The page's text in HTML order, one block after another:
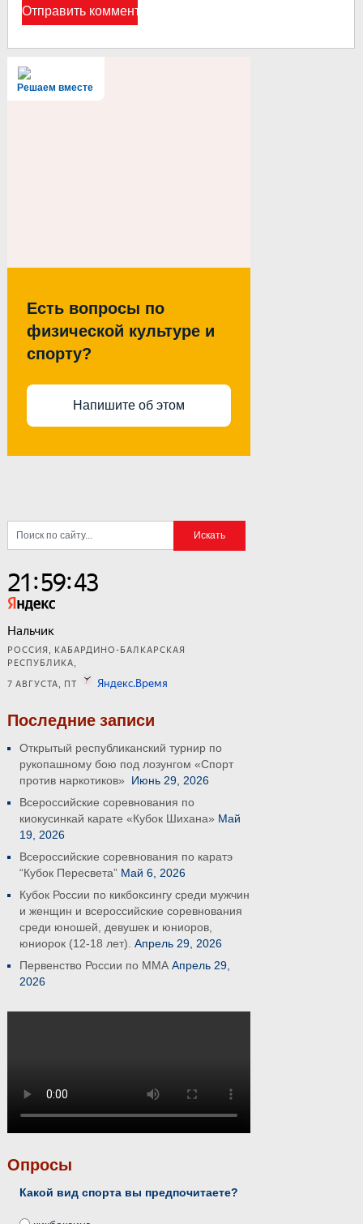
Решаем вместе
Есть вопросы по
физической культуре и
спорту?
Напишите об этом
Последние записи
Открытый республиканский турнир по
рукопашному бою под лозунгом «Спорт
против наркотиков»
Июнь 29, 2026
Всероссийские соревнования по
киокусинкай карате «Кубок Шихана» Май
19, 2026
Всероссийские соревнования по каратэ
“Кубок Пересвета” Май 6, 2026
Кубок России по кикбоксингу среди мужчин
и женщин и всероссийские соревнования
среди юношей, девушек и юниоров,
юниорок (12-18 лет). Апрель 29, 2026
Первенство России по ММА Апрель 29,
2026
Опросы
Какой вид спорта вы предпочитаете?